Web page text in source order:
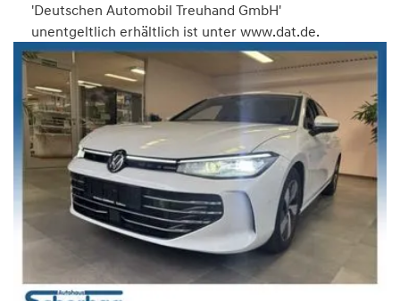
'Deutschen Automobil Treuhand GmbH'
unentgeltlich erhältlich ist unter www.dat.de.